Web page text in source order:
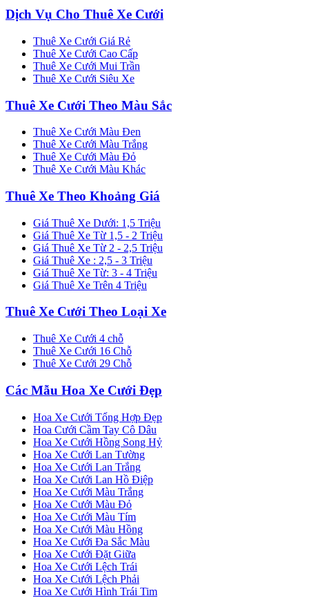
Dịch Vụ Cho Thuê Xe Cưới
Thuê Xe Cưới Giá Rẻ
Thuê Xe Cưới Cao Cấp
Thuê Xe Cưới Mui Trần
Thuê Xe Cưới Siêu Xe
Thuê Xe Cưới Theo Màu Sắc
Thuê Xe Cưới Màu Đen
Thuê Xe Cưới Màu Trắng
Thuê Xe Cưới Màu Đỏ
Thuê Xe Cưới Màu Khác
Thuê Xe Theo Khoảng Giá
Giá Thuê Xe Dưới: 1,5 Triệu
Giá Thuê Xe Từ 1,5 - 2 Triệu
Giá Thuê Xe Từ 2 - 2,5 Triệu
Giá Thuê Xe : 2,5 - 3 Triệu
Giá Thuê Xe Từ: 3 - 4 Triệu
Giá Thuê Xe Trên 4 Triệu
Thuê Xe Cưới Theo Loại Xe
Thuê Xe Cưới 4 chỗ
Thuê Xe Cưới 16 Chỗ
Thuê Xe Cưới 29 Chỗ
Các Mẫu Hoa Xe Cưới Đẹp
Hoa Xe Cưới Tổng Hợp Đẹp
Hoa Cưới Cầm Tay Cô Dâu
Hoa Xe Cưới Hồng Song Hỷ
Hoa Xe Cưới Lan Tường
Hoa Xe Cưới Lan Trắng
Hoa Xe Cưới Lan Hồ Điệp
Hoa Xe Cưới Màu Trắng
Hoa Xe Cưới Màu Đỏ
Hoa Xe Cưới Màu Tím
Hoa Xe Cưới Màu Hồng
Hoa Xe Cưới Đa Sắc Màu
Hoa Xe Cưới Đặt Giữa
Hoa Xe Cưới Lệch Trái
Hoa Xe Cưới Lệch Phải
Hoa Xe Cưới Hình Trái Tim